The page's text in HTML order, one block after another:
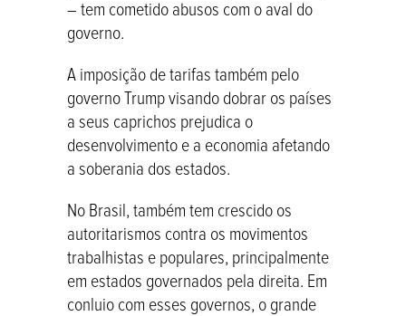
– tem cometido abusos com o aval do
governo.
A imposição de tarifas também pelo
governo Trump visando dobrar os países
a seus caprichos prejudica o
desenvolvimento e a economia afetando
a soberania dos estados.
No Brasil, também tem crescido os
autoritarismos contra os movimentos
trabalhistas e populares, principalmente
em estados governados pela direita. Em
conluio com esses governos, o grande